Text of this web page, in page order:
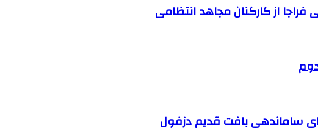
از کارکنان مجاهد انتظامی